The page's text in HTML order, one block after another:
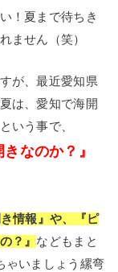
！夏まで待ちき
ません（笑）
が、最近愛知県
は、愛知で海開
いう事で、
なのか？』
情報』や、『ピ
？』 などもまと
ゃいましょう縲弯